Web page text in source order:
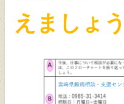
えましょう